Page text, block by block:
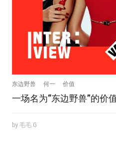
东边野兽 何一 价值
一场名为“东边野兽”的价
by 毛毛.G